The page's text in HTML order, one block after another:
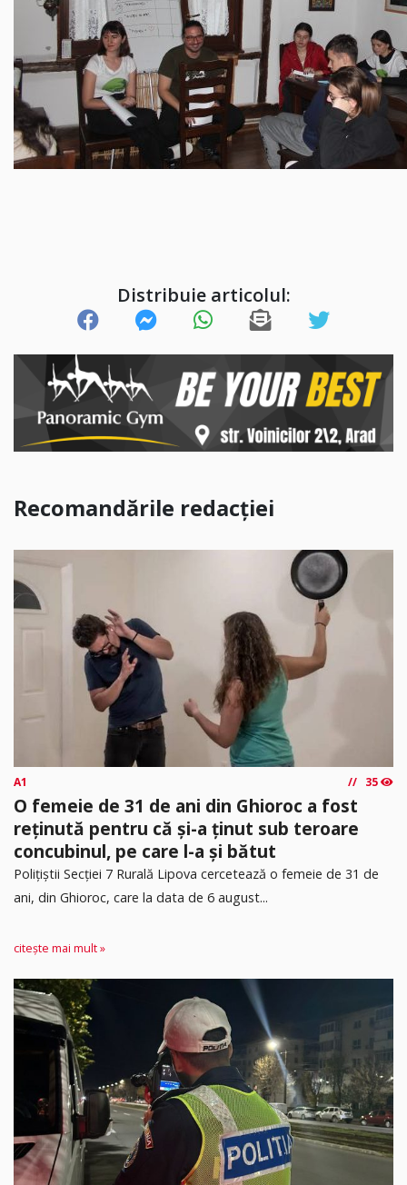
Distribuie articolul:
Recomandările redacției
A1 35
O femeie de 31 de ani din Ghioroc a fost
reținută pentru că și-a ținut sub teroare
concubinul, pe care l-a și bătut
​Polițiștii Secției 7 Rurală Lipova cercetează o femeie de 31 de
ani, din Ghioroc, care la data de 6 august...
citește mai mult »